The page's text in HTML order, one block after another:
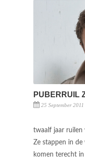
PUBERRUIL
25 September 2011
twaalf jaar ruilen
Ze stappen in de
komen terecht